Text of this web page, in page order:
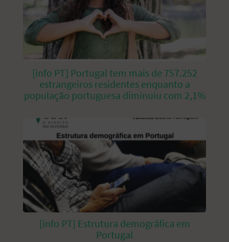
[info PT] Portugal tem mais de 757.252
estrangeiros residentes enquanto a
população portuguesa diminuiu com 2,1%
[info PT] Estrutura demográfica em
Portugal